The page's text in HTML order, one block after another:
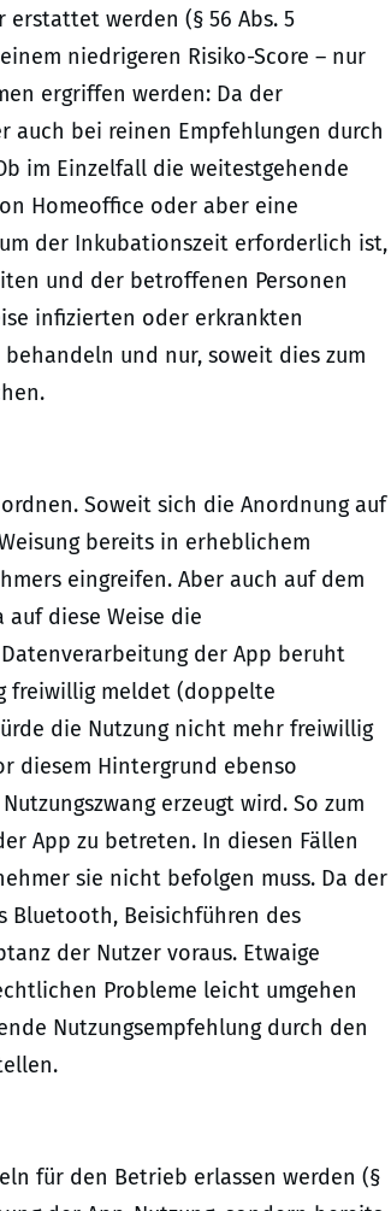
werden (§ 56 Abs. 5
niedrigeren Risiko-Score – nur
ergriffen werden: Da der
auch bei reinen Empfehlungen durch
im Einzelfall die weitestgehende
Homeoffice oder aber eine
der Inkubationszeit erforderlich ist,
und der betroffenen Personen
infizierten oder erkrankten
und nur, soweit dies zum
Soweit sich die Anordnung auf
bereits in erheblichem
eingreifen. Aber auch auf dem
diese Weise die
der App beruht
freiwillig meldet (doppelte
die Nutzung nicht mehr freiwillig
diesem Hintergrund ebenso
erzeugt wird. So zum
App zu betreten. In diesen Fällen
sie nicht befolgen muss. Da der
Bluetooth, Beisichführen des
der Nutzer voraus. Etwaige
Probleme leicht umgehen
Nutzungsempfehlung durch den
für den Betrieb erlassen werden (§